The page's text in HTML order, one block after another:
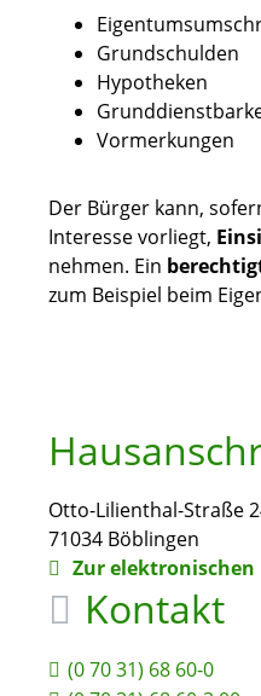
Grundschulden
Hypotheken
Vormerkungen
Der Bürger kann,
Interesse vorliegt,
nehmen. Ein
zum Beispiel beim
Otto-Lilienthal-Straße
71034 Böblingen
Zur
Kontakt
(0 70 31) 68 60-0